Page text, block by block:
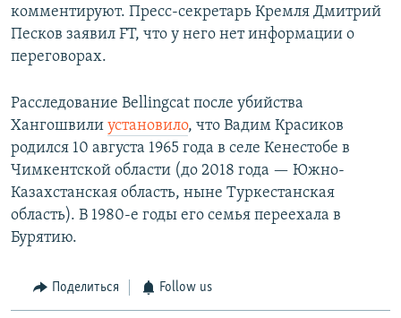
комментируют. Пресс-секретарь Кремля Дмитрий
Песков заявил FT, что у него нет информации о
переговорах.
Расследование Bellingcat после убийства
Хангошвили установило, что Вадим Красиков
родился 10 августа 1965 года в селе Кенестобе в
Чимкентской области (до 2018 года — Южно-
Казахстанская область, ныне Туркестанская
область). В 1980-е годы его семья переехала в
Бурятию.
Поделиться Follow us